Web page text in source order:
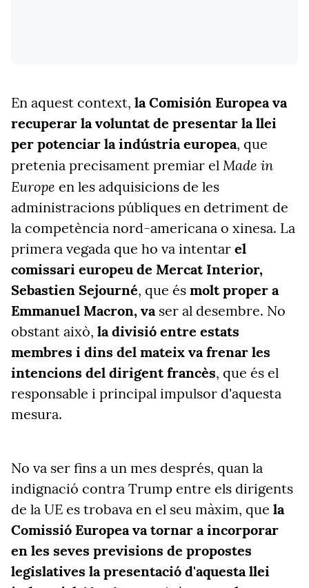
En aquest context, la Comisión Europea va
recuperar la voluntat de presentar la llei
per potenciar la indústria europea, que
pretenia precisament premiar el Made in
Europe en les adquisicions de les
administracions públiques en detriment de
la competència nord-americana o xinesa. La
primera vegada que ho va intentar el
comissari europeu de Mercat Interior,
Sebastien Sejourné, que és molt proper a
Emmanuel Macron, vaser al desembre. No
obstant això, la divisió entre estats
membres i dins del mateix va frenar les
intencions del dirigent francès, que és el
responsable i principal impulsor d'aquesta
mesura.
No va ser fins a un mes després, quan la
indignació contra Trump entre els dirigents
de la UE es trobava en el seu màxim, que la
Comissió Europea va tornar a incorporar
en les seves previsions de propostes
legislatives la presentació d'aquesta llei